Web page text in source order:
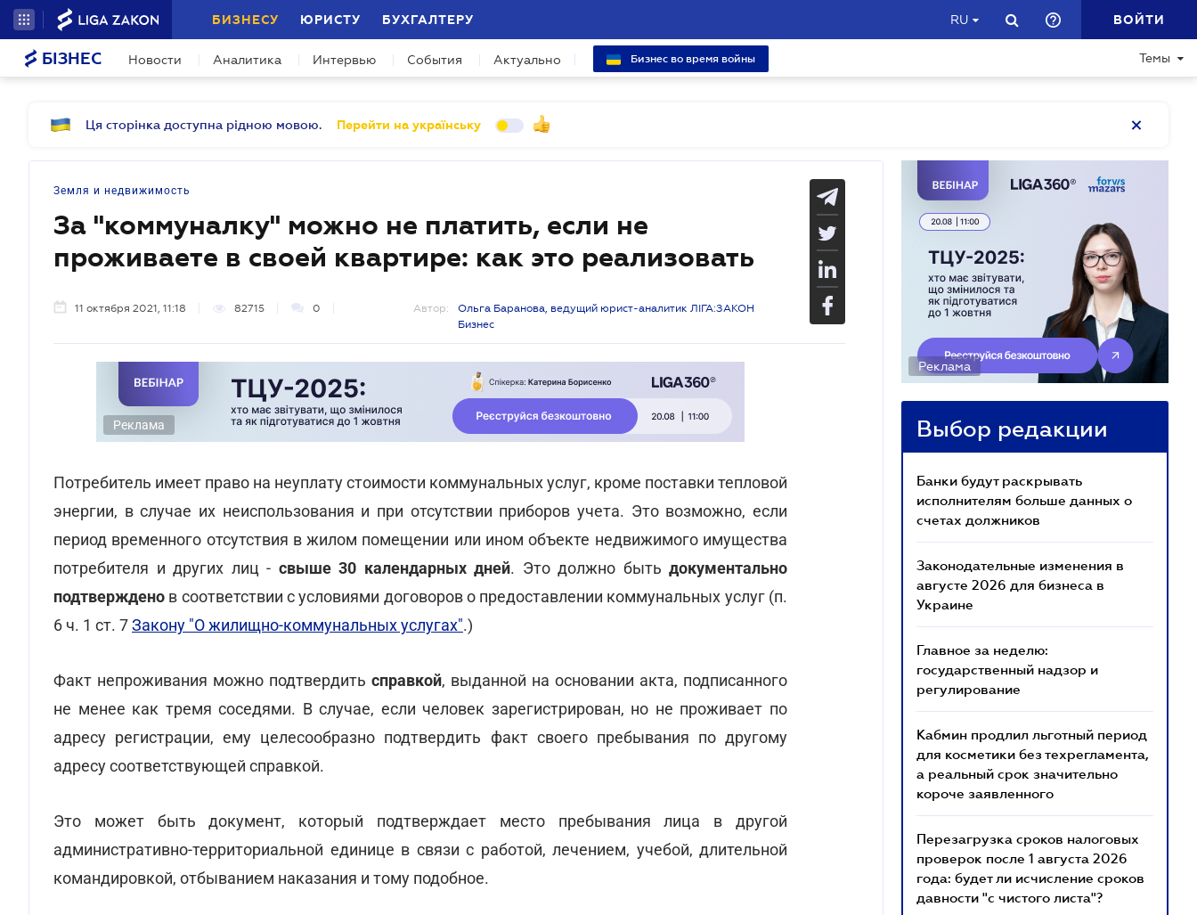
БИЗНЕСУ ЮРИСТУ БУХГАЛТЕРУ RU ВОЙТИ
БІЗНЕС Новости Аналитика Интервью События Актуально Бизнес во время войны Темы
Ця сторінка доступна рідною мовою. Перейти на українську
Земля и недвижимость
За "коммуналку" можно не платить, если не
проживаете в своей квартире: как это реализовать
11 октября 2021, 11:18 82715 0 Автор:
Ольга Баранова, ведущий юрист-аналитик ЛІГА:ЗАКОН
Бизнес
Реклама
Потребитель имеет право на неуплату стоимости коммунальных услуг, кроме поставки тепловой
энергии, в случае их неиспользования и при отсутствии приборов учета. Это возможно, если
период временного отсутствия в жилом помещении или ином объекте недвижимого имущества
потребителя и других лиц - свыше 30 календарных дней. Это должно быть документально
подтверждено в соответствии с условиями договоров о предоставлении коммунальных услуг (п.
6 ч. 1 ст. 7Закону "О жилищно-коммунальных услугах".)
Факт непроживания можно подтвердить справкой, выданной на основании акта, подписанного
не менее как тремя соседями. В случае, если человек зарегистрирован, но не проживает по
адресу регистрации, ему целесообразно подтвердить факт своего пребывания по другому
адресу соответствующей справкой.
Это может быть документ, который подтверждает место пребывания лица в другой
административно-территориальной единице в связи с работой, лечением, учебой, длительной
командировкой, отбыванием наказания и тому подобное.
Реклама
Выбор редакции
Банки будут раскрывать
исполнителям больше данных о
счетах должников
Законодательные изменения в
августе 2026 для бизнеса в
Украине
Главное за неделю:
государственный надзор и
регулирование
Кабмин продлил льготный период
для косметики без техрегламента,
а реальный срок значительно
короче заявленного
Перезагрузка сроков налоговых
проверок после 1 августа 2026
года: будет ли исчисление сроков
давности "с чистого листа"?